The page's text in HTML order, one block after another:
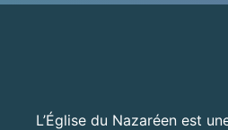
L’Église du Nazaréen est